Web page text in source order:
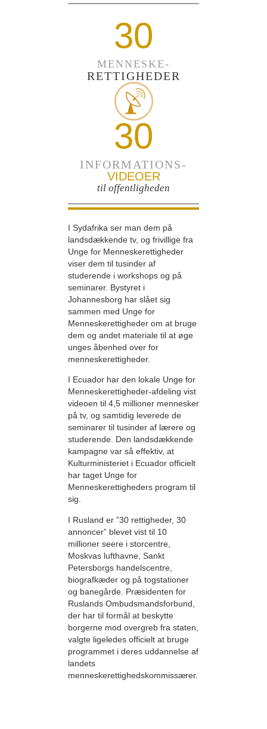
30
MENNESKE-
RETTIGHEDER
30
INFORMATIONS-
VIDEOER
til offentligheden
I Sydafrika ser man dem på
landsdækkende tv, og frivillige fra
Unge for Menneskerettigheder
viser dem til tusinder af
studerende i workshops og på
seminarer. Bystyret i
Johannesborg har slået sig
sammen med Unge for
Menneskerettigheder om at bruge
dem og andet materiale til at øge
unges åbenhed over for
menneskerettigheder.
I Ecuador har den lokale Unge for
Menneskerettigheder-afdeling vist
videoen til 4,5 millioner mennesker
på tv, og samtidig leverede de
seminarer til tusinder af lærere og
studerende. Den landsdækkende
kampagne var så effektiv, at
Kulturministeriet i Ecuador officielt
har taget Unge for
Menneskerettigheders program til
sig.
I Rusland er ”30 rettigheder, 30
annoncer” blevet vist til 10
millioner seere i storcentre,
Moskvas lufthavne, Sankt
Petersborgs handelscentre,
biografkæder og på togstationer
og banegårde. Præsidenten for
Ruslands Ombudsmandsforbund,
der har til formål at beskytte
borgerne mod overgreb fra staten,
valgte ligeledes officielt at bruge
programmet i deres uddannelse af
landets
menneskerettighedskommissærer.